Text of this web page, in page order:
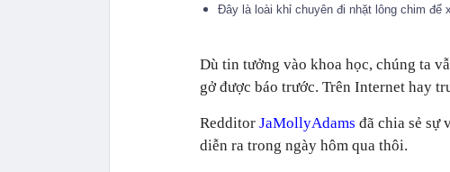
Đây là loài khỉ chuyên đi nhặt lông chim để
Dù tin tưởng vào khoa học, chúng ta
gở được báo trước. Trên Internet hay
Redditor JaMollyAdams đã chia sẻ sự
diễn ra trong ngày hôm qua thôi.